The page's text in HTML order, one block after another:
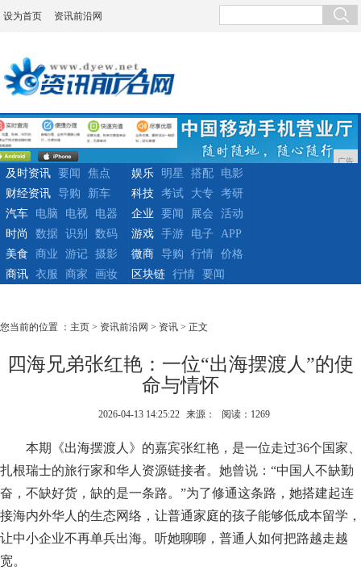
设为首页 资讯前沿网
广告
及时资讯 要闻
焦点
财经资讯
导购 新车
娱乐 明星 搭配
电影
科技
考试 大专
考研
汽车
电脑 电视
电器
时尚
数据 识别 数码
企业 要闻 展会
活动
游戏
手游 电子
APP
美食
商业 游记
摄影
商讯
衣服 商家 画妆
微商 导购 行情
价格
区块链
行情 要闻
您当前的位置 ： 主页 > 资讯前沿网 > 资讯 > 正文
四海兄弟张红艳：一位“出海摆渡人”的使
命与情怀
2026-04-13 14:25:22 来源： 阅读：1269
本期《出海摆渡人》的嘉宾张红艳，是一位走过36个国家、
扎根瑞士的旅行家和华人资源链接者。她曾说：“中国人不缺勤
奋，不缺好货，缺的是一条路。”为了修通这条路，她搭建起连
接海内外华人的生态网络，让普通家庭的孩子能够低成本留学，
让中小企业不再单兵出海。听她聊聊，普通人如何把路越走越
宽。